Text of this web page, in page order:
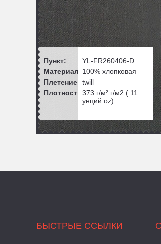
Пункт:
YL-FR260406-D
Материал: 100% хлопковая
Плетение: twill
Плотность:373 г/м²г/м2 ( 11
унций oz)
БЫСТРЫЕ ССЫЛКИ